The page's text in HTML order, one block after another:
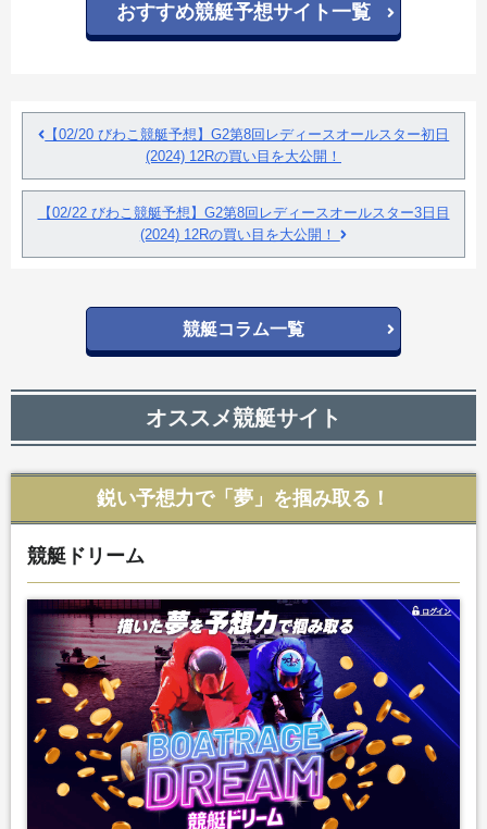
おすすめ競艇予想サイト一覧
【02/20 びわこ競艇予想】G2第8回レディースオールスター初日
(2024) 12Rの買い目を大公開！
【02/22 びわこ競艇予想】G2第8回レディースオールスター3日目
(2024) 12Rの買い目を大公開！
競艇コラム一覧
オススメ競艇サイト
鋭い予想力で「夢」を掴み取る！
競艇ドリーム